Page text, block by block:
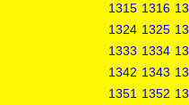
1315 1316
1324 1325
1333 1334
1342 1343
1351 1352